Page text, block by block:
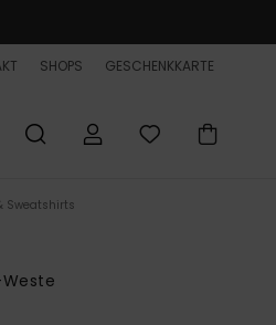
SHOPS GESCHENKKARTE
Sweatshirts